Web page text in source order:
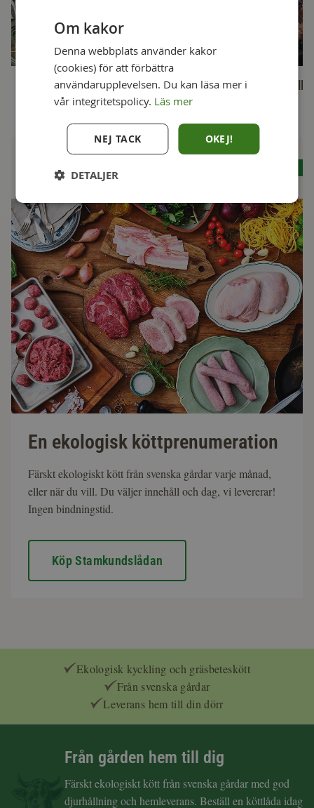
Grekisk lammkebab med
fetaostkräm
Världens köttbullar
En ekologisk köttprenumeration
Färskt ekologiskt kött från svenska gårdar varje månad,
eller när du vill. Du väljer innehåll och dag, vi levererar!
Ingen bindningstid.
Köp Stamkundslådan
Ekologisk kyckling och gräsbeteskött
Från svenska gårdar
Leverans hem till din dörr
Från gården hem till dig
Färskt ekologiskt kött från svenska gårdar med god
djurhållning och hemleverans. Beställ en köttlåda idag
Om kakor
Denna webbplats använder kakor
(cookies) för att förbättra
användarupplevelsen. Du kan läsa mer i
vår integritetspolicy. Läs mer
OKEJ!
NEJ TACK
DETALJER